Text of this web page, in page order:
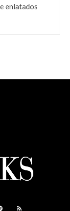
enlatados